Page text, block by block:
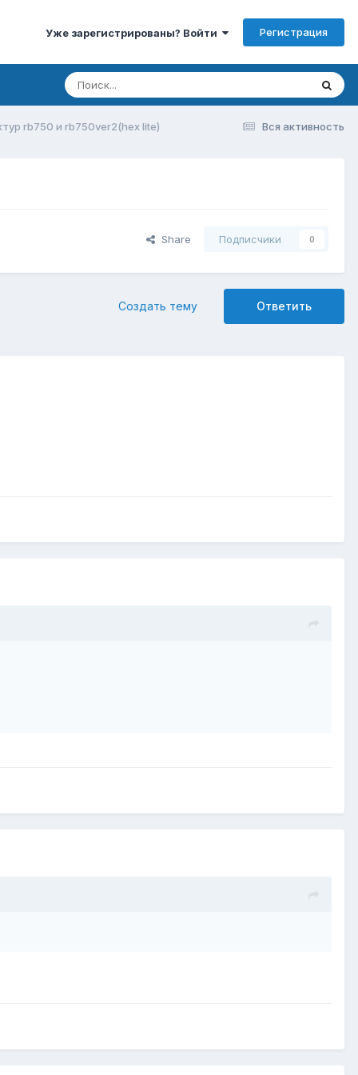
Уже зарегистрированы? Войти Регистрация
Вся активность
rb750 и rb750ver2(hex lite)
Share Подписчики 0
Ответить
Создать тему